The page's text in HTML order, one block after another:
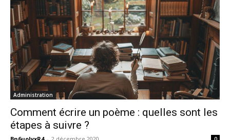
Administration
Comment écrire un poème : quelles sont les
étapes à suivre ?